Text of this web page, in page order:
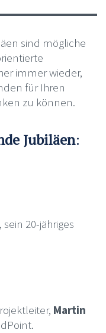
sind mögliche
immer wieder,
für Ihren
zu können.
Jubiläen:
sein 20-jähriges
Martin